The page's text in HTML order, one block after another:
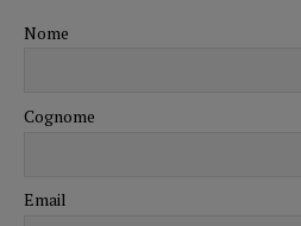
Nome
Cognome
Email